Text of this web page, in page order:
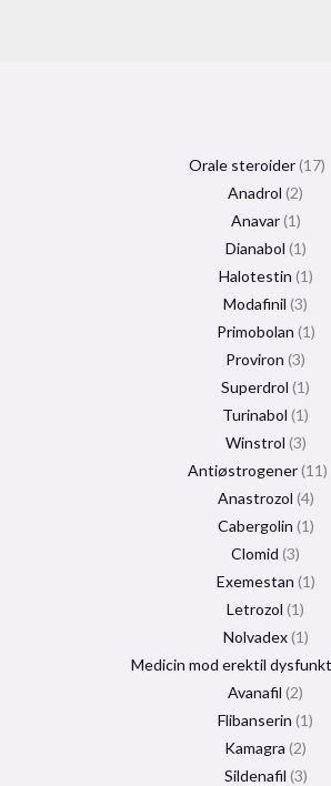
Orale steroider 17
Anadrol 2
Anavar 1
Dianabol 1
Halotestin 1
Modafinil 3
Primobolan 1
Proviron 3
Superdrol 1
Turinabol 1
Winstrol 3
Antiøstrogener 11
Anastrozol 4
Cabergolin 1
Clomid 3
Exemestan 1
Letrozol 1
Nolvadex 1
Medicin mod erektil
Avanafil 2
Flibanserin 1
Kamagra 2
Sildenafil 3